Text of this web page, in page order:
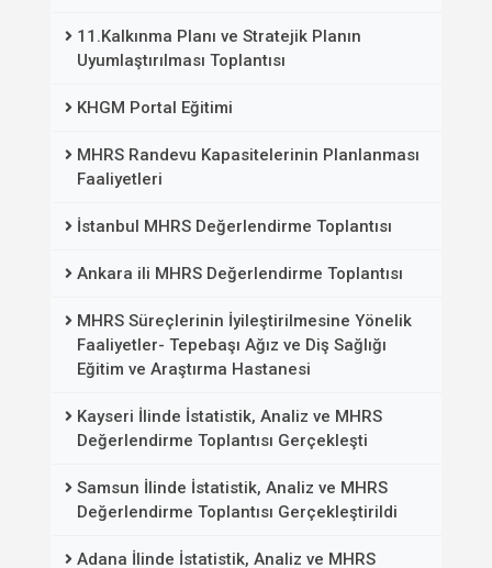
11.Kalkınma Planı ve Stratejik Planın
Uyumlaştırılması Toplantısı
KHGM Portal Eğitimi
MHRS Randevu Kapasitelerinin Planlanması
Faaliyetleri
İstanbul MHRS Değerlendirme Toplantısı
Ankara ili MHRS Değerlendirme Toplantısı
MHRS Süreçlerinin İyileştirilmesine Yönelik
Faaliyetler- Tepebaşı Ağız ve Diş Sağlığı
Eğitim ve Araştırma Hastanesi
Kayseri İlinde İstatistik, Analiz ve MHRS
Değerlendirme Toplantısı Gerçekleşti
Samsun İlinde İstatistik, Analiz ve MHRS
Değerlendirme Toplantısı Gerçekleştirildi
Adana İlinde İstatistik, Analiz ve MHRS